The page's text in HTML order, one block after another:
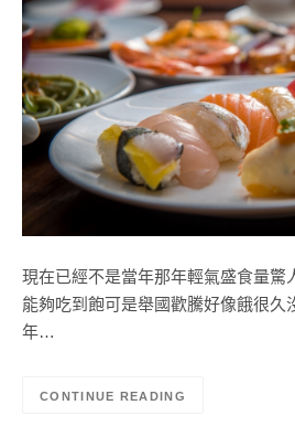
現在已經不是當年那年輕氣盛食量驚
能夠吃到飽可是舉國歡騰好像餓很久
年…
CONTINUE READING